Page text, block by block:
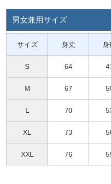
男女兼用サイズ
サイズ 身丈 身
S 64
M 67
L 70
XL 73
XXL 76